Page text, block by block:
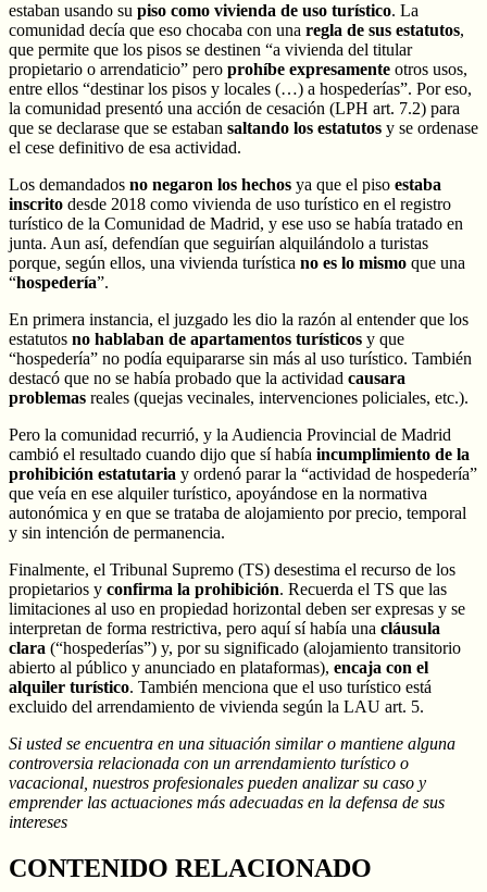
estaban usando su piso como vivienda de uso turístico. La
comunidad decía que eso chocaba con una regla de sus estatutos,
que permite que los pisos se destinen “a vivienda del titular
propietario o arrendaticio” pero prohíbe expresamente otros usos,
entre ellos “destinar los pisos y locales (…) a hospederías”. Por eso,
la comunidad presentó una acción de cesación (LPH art. 7.2) para
que se declarase que se estaban saltando los estatutos y se ordenase
el cese definitivo de esa actividad.
Los demandados no negaron los hechos ya que el piso estaba
inscrito desde 2018 como vivienda de uso turístico en el registro
turístico de la Comunidad de Madrid, y ese uso se había tratado en
junta. Aun así, defendían que seguirían alquilándolo a turistas
porque, según ellos, una vivienda turística no es lo mismo que una
“hospedería”.
En primera instancia, el juzgado les dio la razón al entender que los
estatutos no hablaban de apartamentos turísticos y que
“hospedería” no podía equipararse sin más al uso turístico. También
destacó que no se había probado que la actividad causara
problemas reales (quejas vecinales, intervenciones policiales, etc.).
Pero la comunidad recurrió, y la Audiencia Provincial de Madrid
cambió el resultado cuando dijo que sí había incumplimiento de la
prohibición estatutaria y ordenó parar la “actividad de hospedería”
que veía en ese alquiler turístico, apoyándose en la normativa
autonómica y en que se trataba de alojamiento por precio, temporal
y sin intención de permanencia.
Finalmente, el Tribunal Supremo (TS) desestima el recurso de los
propietarios y confirma la prohibición. Recuerda el TS que las
limitaciones al uso en propiedad horizontal deben ser expresas y se
interpretan de forma restrictiva, pero aquí sí había una cláusula
clara (“hospederías”) y, por su significado (alojamiento transitorio
abierto al público y anunciado en plataformas), encaja con el
alquiler turístico. También menciona que el uso turístico está
excluido del arrendamiento de vivienda según la LAU art. 5.
Si usted se encuentra en una situación similar o mantiene alguna
controversia relacionada con un arrendamiento turístico o
vacacional, nuestros profesionales pueden analizar su caso y
emprender las actuaciones más adecuadas en la defensa de sus
intereses
CONTENIDO RELACIONADO